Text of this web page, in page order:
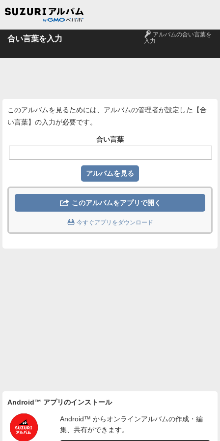
合い言葉を入力 🔑 アルバムの合い言葉を
入力
このアルバムを見るためには、アルバムの管理者が設定した【合
い言葉】の入力が必要です。
合い言葉
 このアルバムをアプリで開く
 今すぐアプリをダウンロード
Android™ アプリのインストール
Android™ からオンラインアルバムの作成・編
集、共有ができます。